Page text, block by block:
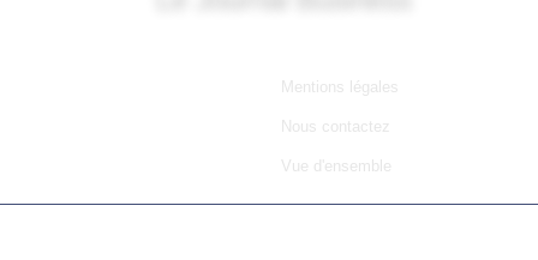
Mentions légales
Nous contactez
Vue d'ensemble